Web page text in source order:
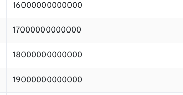
16000000000000
17000000000000
18000000000000
19000000000000